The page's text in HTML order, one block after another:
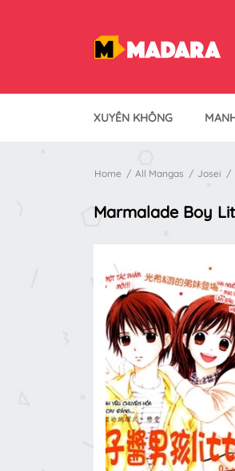
XUYÊN KHÔNG
Home All Mangas Josei
Marmalade Boy